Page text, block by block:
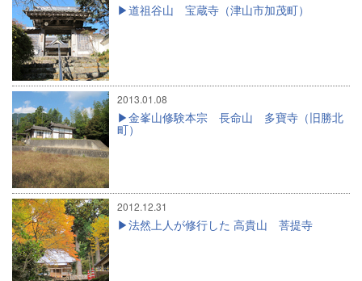
道祖谷山 宝蔵寺（津山市加茂町）
2013.01.08
金峯山修験本宗 長命山 多寶寺（旧勝北
町）
2012.12.31
法然上人が修行した 高貴山 菩提寺